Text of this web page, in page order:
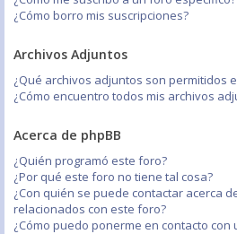
¿Cómo borro mis suscripciones?
Archivos Adjuntos
¿Qué archivos adjuntos son permitidos
¿Cómo encuentro todos mis archivos
Acerca de phpBB
¿Quién programó este foro?
¿Por qué este foro no tiene tal cosa?
¿Con quién se puede contactar acerca
relacionados con este foro?
¿Cómo puedo ponerme en contacto con